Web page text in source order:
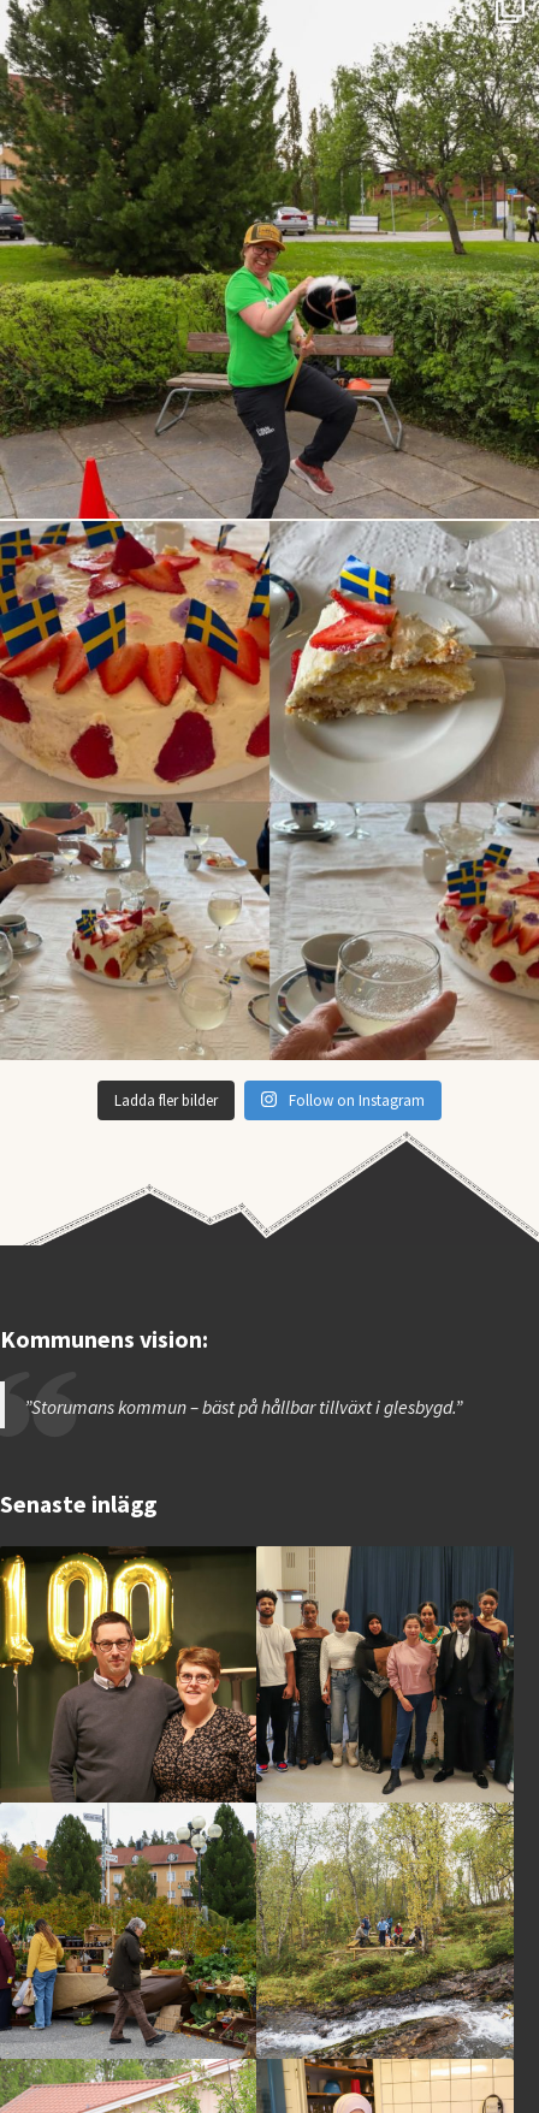
Ladda fler bilder Follow on Instagram
Kommunens vision:
”Storumans kommun – bäst på hållbar tillväxt i glesbygd.”
Senaste inlägg